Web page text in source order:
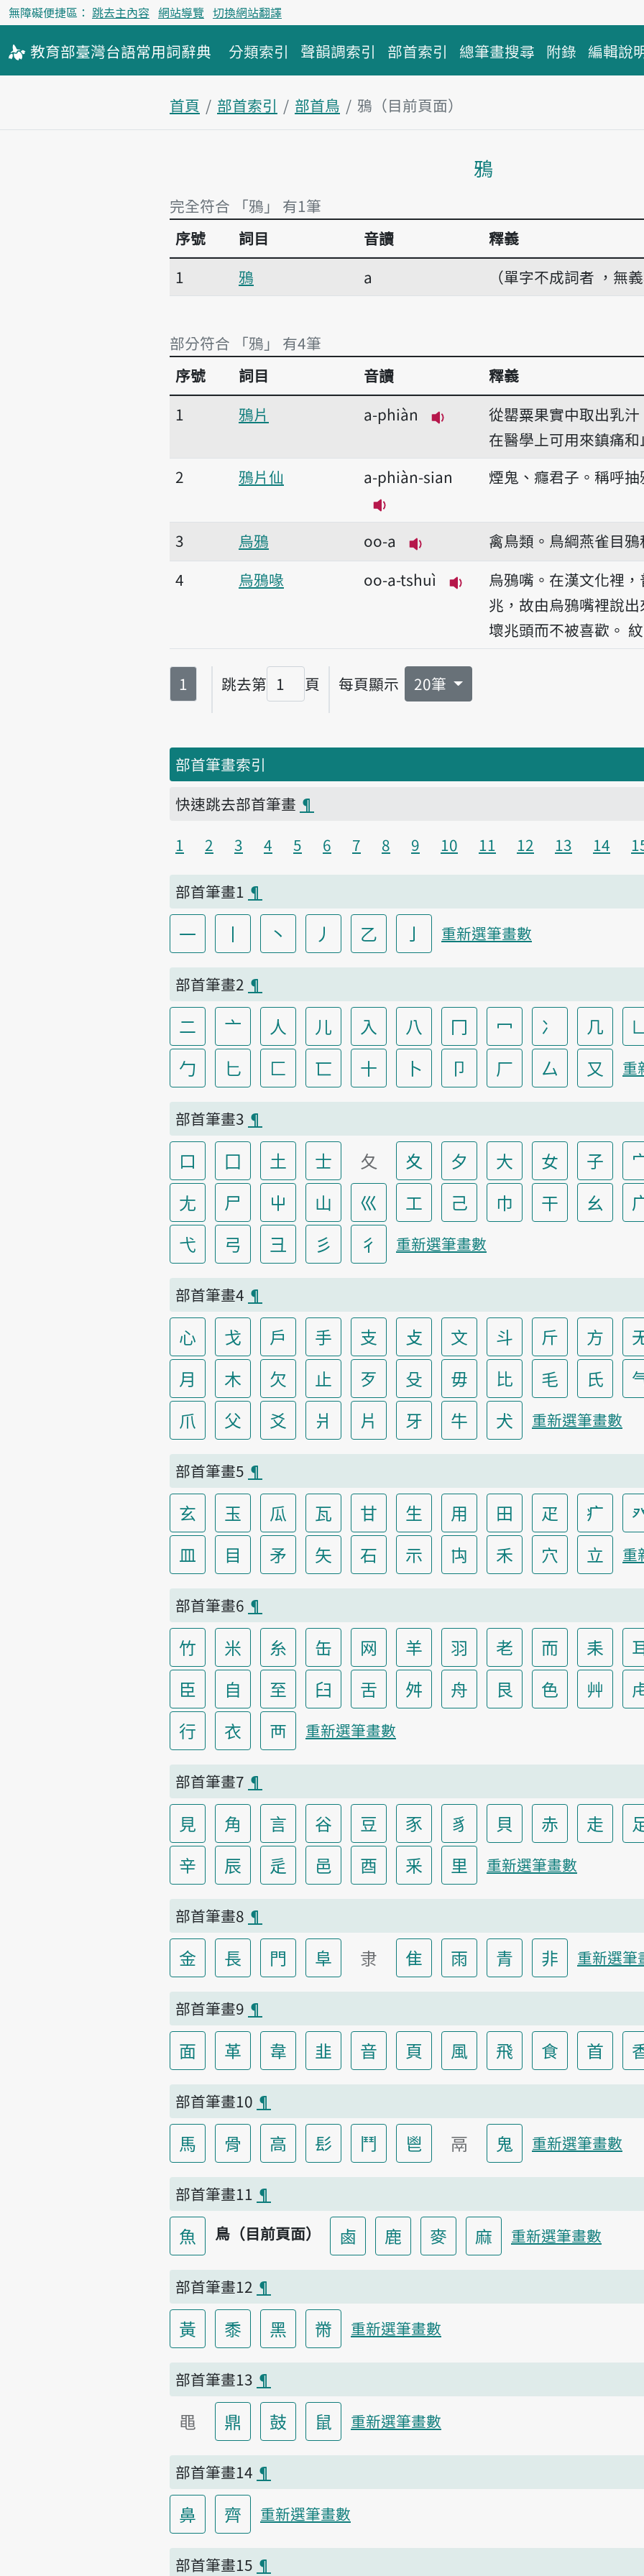
無障礙便捷區： 跳去主內容 網站導覽 切換網站翻譯
教育部臺灣台語常用詞辭典 分類索引 聲韻調索引 部首索引 總筆畫搜尋 附錄 編輯說
首頁 部首索引 部首鳥
鴉（目前頁面）
鴉
完全符合 「鴉」 有1筆
完全符合 「鴉」 有1筆
序號 詞目 音讀
釋義
1
鴉 a （單字不成詞者 ，無義
部分符合 「鴉」 有4筆
部分符合 「鴉」 有4筆
序號 詞目 音讀
釋義
1
鴉片
a-phiàn
播放音讀a-phiàn
從罌粟果實中取出乳
在醫學上可用來鎮痛和
2
鴉片仙 a-phiàn-sian
播放音讀a-phiàn-sian
煙鬼、癮君子。稱呼抽
3 烏鴉
oo-a
播放音讀oo-a
禽鳥類。鳥綱燕雀目鴉
4
烏鴉喙
oo-a-tshuì
播放音讀oo-a-tshuì
烏鴉嘴。在漢文化裡
兆，故由烏鴉嘴裡說
壞兆頭而不被喜歡。
第
1 跳去第
頁碼
頁 每頁顯示 20筆
部首筆畫索引
快速跳去部首筆畫 ¶
1
2 3 4 5 6 7 8 9 10 11 12 13 14
部首筆畫1 ¶
一 丨 丶 丿 乙 亅 重新選筆畫數
部首筆畫2 ¶
二 亠 人 儿 入 八 冂 冖 冫 几
勹
匕 匚 匸 十 卜 卩 厂 厶 又 重
部首筆畫3 ¶
口 囗 土 士 夂 夊 夕 大 女 子
尢
尸 屮 山 巛 工 己 巾 干 幺
弋
弓 彐 彡 彳 重新選筆畫數
部首筆畫4 ¶
心 戈 戶 手 支 攴 文 斗 斤 方
月
木 欠 止 歹 殳 毋 比 毛 氏
爪
父 爻 爿 片 牙 牛 犬 重新選筆畫數
部首筆畫5 ¶
玄 玉 瓜 瓦 甘 生 用 田 疋 疒
皿
目 矛 矢 石 示 禸 禾 穴 立 重
部首筆畫6 ¶
竹 米 糸 缶 网 羊 羽 老 而 耒
臣
自 至 臼 舌 舛 舟 艮 色 艸
行
衣 襾 重新選筆畫數
部首筆畫7 ¶
見 角 言 谷 豆 豕 豸 貝 赤 走
辛
辰 辵 邑 酉 釆 里 重新選筆畫數
部首筆畫8 ¶
金 長 門 阜 隶 隹 雨 青 非 重新選筆
部首筆畫9 ¶
面 革 韋 韭 音 頁 風 飛 食 首
部首筆畫10 ¶
馬 骨 高 髟 鬥 鬯 鬲 鬼 重新選筆畫數
部首筆畫11 ¶
魚 鳥（目前頁面） 鹵 鹿 麥 麻 重新選筆畫數
部首筆畫12 ¶
黃 黍 黑 黹 重新選筆畫數
部首筆畫13 ¶
黽 鼎 鼓 鼠 重新選筆畫數
部首筆畫14 ¶
鼻 齊 重新選筆畫數
部首筆畫15 ¶